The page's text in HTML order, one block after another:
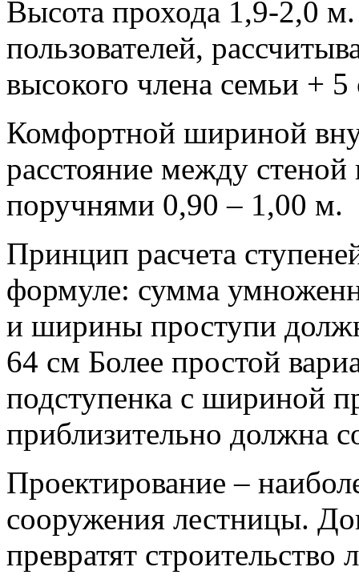
Высота прохода 1,9-2,0 м.
пользователей,
высокого члена семьи + 5
Комфортной шириной
расстояние между
поручнями 0,90 – 1,00 м.
Принцип расчета
формуле: сумма
и ширины проступи
64 см Более простой
подступенка с шириной
приблизительно должна
Проектирование –
сооружения лестницы.
превратят